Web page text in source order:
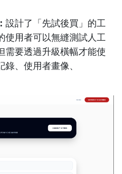
設計了「先試後買」的工
使用者可以無縫測試人工
需要透過升級橫幅才能使
、使用者畫像、